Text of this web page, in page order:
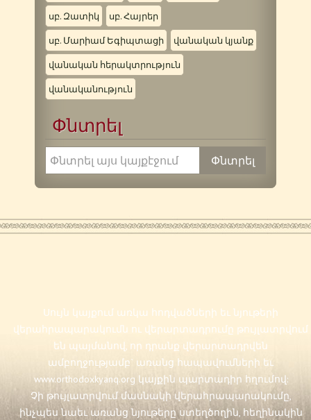
սբ. Զատիկ սբ. Հայրեր
սբ. Մարիամ Եգիպտացի վանական կյանք
վանական հերակտրություն
վանականություն
Փնտրել
Սույն կայքում առկա հոդվածների եւ նյութերի
վերահրապարակումն ու վերարտադրումը թույլատրվում
են պայմանով, որ դրանք վերարտադրվեն
ամբողջությամբ` առանց հապավումների եւ
www.orthodoxkyanq.org կայքին պարտադիր հղումով:
Չի թույլատրվում մասնակի վերահրապարակումը,
ինչպես նաեւ առանց նյութերը ստեղծողին, հեղինակին